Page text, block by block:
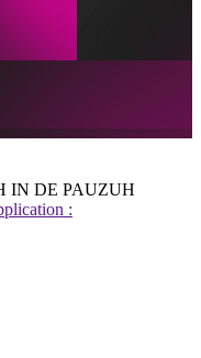
IN DE PAUZUH
: